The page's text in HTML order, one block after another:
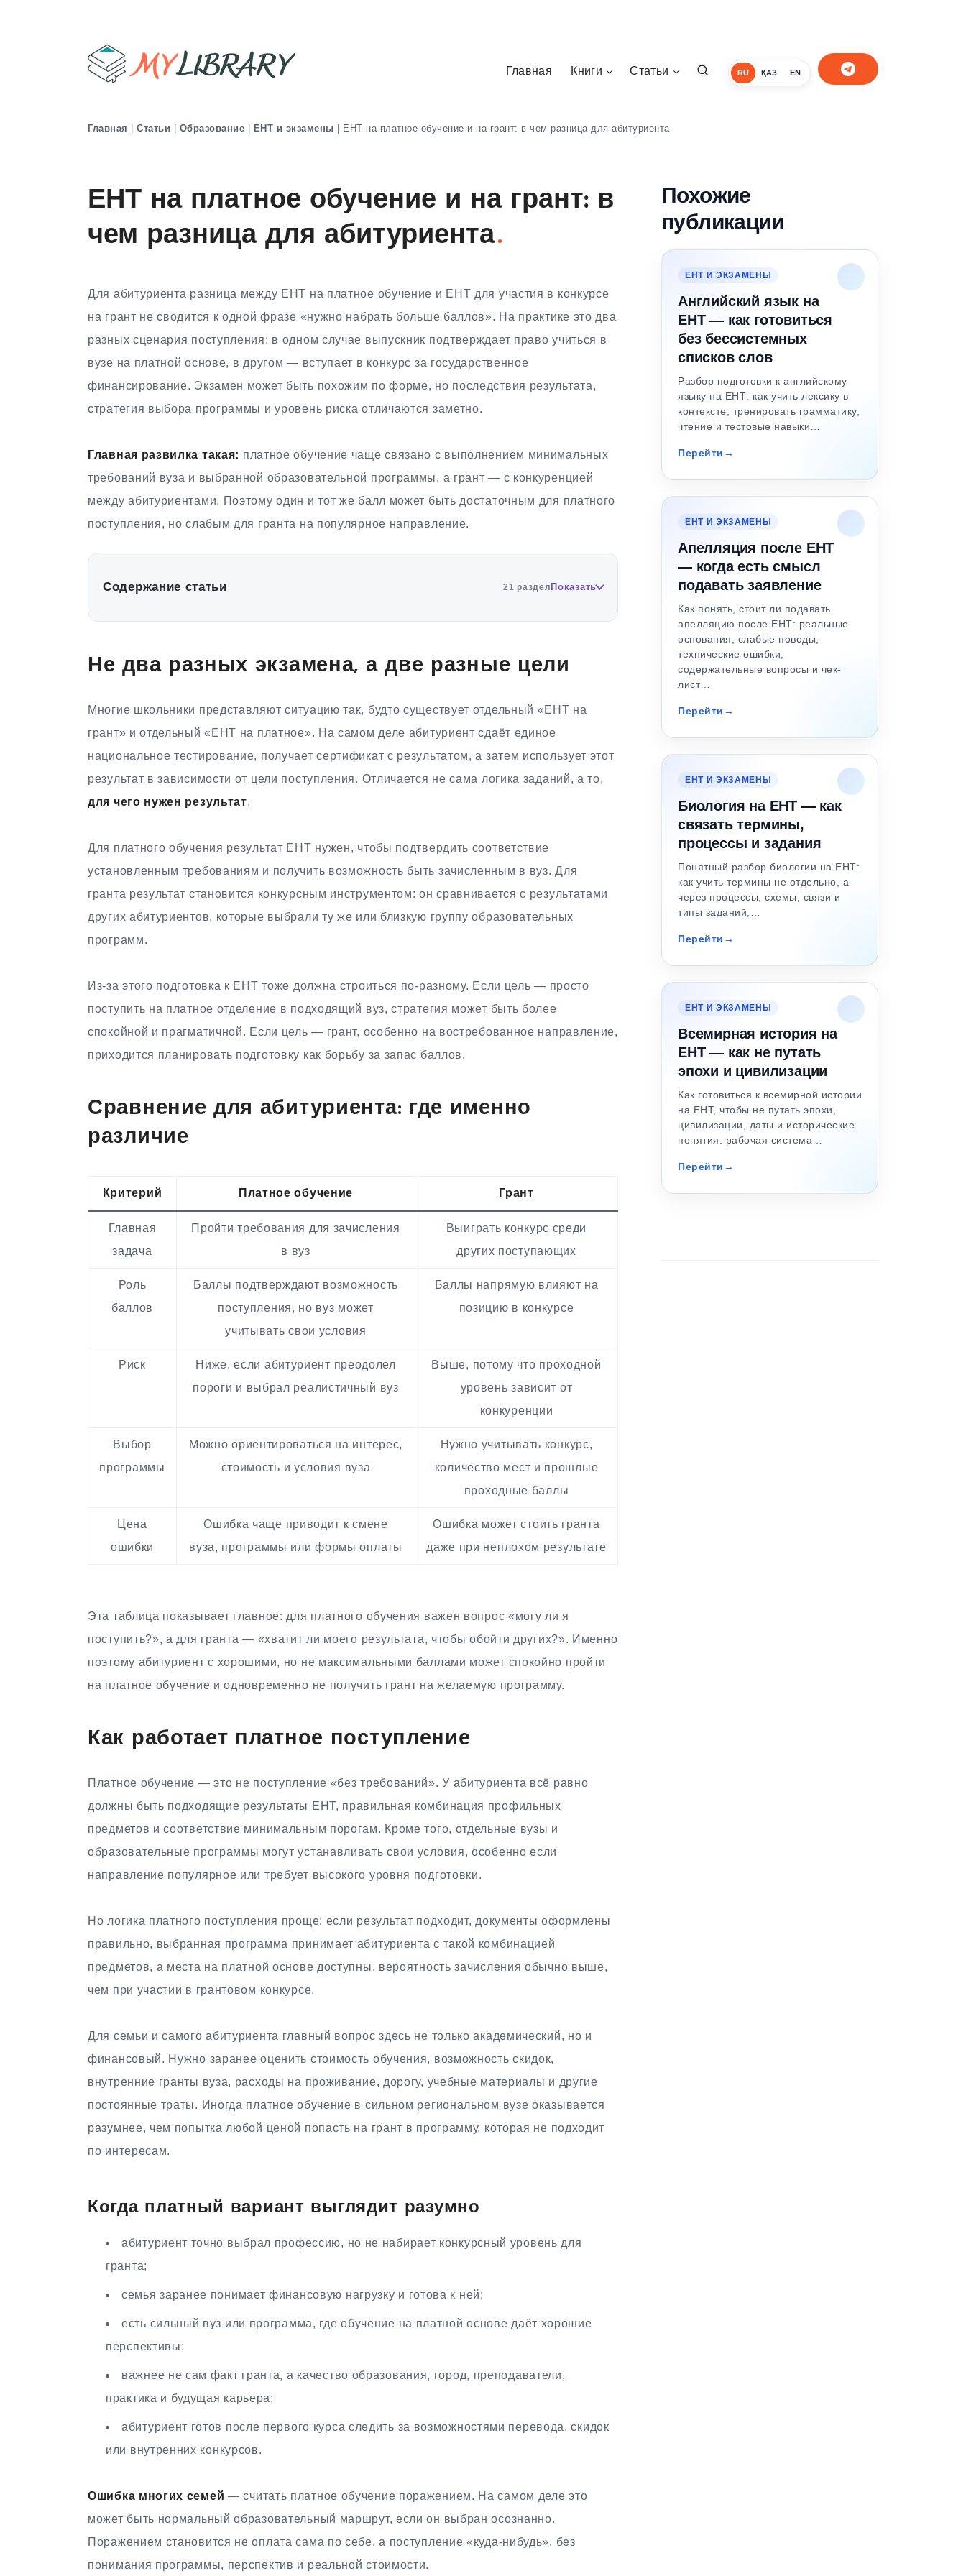
RU ҚАЗ EN
Главная Книги Статьи
Главная | Статьи | Образование | ЕНТ и экзамены | ЕНТ на платное обучение и на грант: в чем разница для абитуриента
ЕНТ на платное обучение и на грант: в
чем разница для абитуриента
Для абитуриента разница между ЕНТ на платное обучение и ЕНТ для участия в конкурсе
на грант не сводится к одной фразе «нужно набрать больше баллов». На практике это два
разных сценария поступления: в одном случае выпускник подтверждает право учиться в
вузе на платной основе, в другом — вступает в конкурс за государственное
финансирование. Экзамен может быть похожим по форме, но последствия результата,
стратегия выбора программы и уровень риска отличаются заметно.
Главная развилка такая: платное обучение чаще связано с выполнением минимальных
требований вуза и выбранной образовательной программы, а грант — с конкуренцией
между абитуриентами. Поэтому один и тот же балл может быть достаточным для платного
поступления, но слабым для гранта на популярное направление.
Содержание статьи 21 раздел Показать
Не два разных экзамена, а две разные цели
Многие школьники представляют ситуацию так, будто существует отдельный «ЕНТ на
грант» и отдельный «ЕНТ на платное». На самом деле абитуриент сдаёт единое
национальное тестирование, получает сертификат с результатом, а затем использует этот
результат в зависимости от цели поступления. Отличается не сама логика заданий, а то,
для чего нужен результат.
Для платного обучения результат ЕНТ нужен, чтобы подтвердить соответствие
установленным требованиям и получить возможность быть зачисленным в вуз. Для
гранта результат становится конкурсным инструментом: он сравнивается с результатами
других абитуриентов, которые выбрали ту же или близкую группу образовательных
программ.
Из-за этого подготовка к ЕНТ тоже должна строиться по-разному. Если цель — просто
поступить на платное отделение в подходящий вуз, стратегия может быть более
спокойной и прагматичной. Если цель — грант, особенно на востребованное направление,
приходится планировать подготовку как борьбу за запас баллов.
Сравнение для абитуриента: где именно
различие
Критерий Платное обучение Грант
Главная
задача
Пройти требования для зачисления
в вуз
Выиграть конкурс среди
других поступающих
Роль
баллов
Баллы подтверждают возможность
поступления, но вуз может
учитывать свои условия
Баллы напрямую влияют на
позицию в конкурсе
Риск
Ниже, если абитуриент преодолел
пороги и выбрал реалистичный вуз
Выше, потому что проходной
уровень зависит от
конкуренции
Выбор
программы
Можно ориентироваться на интерес,
стоимость и условия вуза
Нужно учитывать конкурс,
количество мест и прошлые
проходные баллы
Цена
ошибки
Ошибка чаще приводит к смене
вуза, программы или формы оплаты
Ошибка может стоить гранта
даже при неплохом результате
Эта таблица показывает главное: для платного обучения важен вопрос «могу ли я
поступить?», а для гранта — «хватит ли моего результата, чтобы обойти других?». Именно
поэтому абитуриент с хорошими, но не максимальными баллами может спокойно пройти
на платное обучение и одновременно не получить грант на желаемую программу.
Как работает платное поступление
Платное обучение — это не поступление «без требований». У абитуриента всё равно
должны быть подходящие результаты ЕНТ, правильная комбинация профильных
предметов и соответствие минимальным порогам. Кроме того, отдельные вузы и
образовательные программы могут устанавливать свои условия, особенно если
направление популярное или требует высокого уровня подготовки.
Но логика платного поступления проще: если результат подходит, документы оформлены
правильно, выбранная программа принимает абитуриента с такой комбинацией
предметов, а места на платной основе доступны, вероятность зачисления обычно выше,
чем при участии в грантовом конкурсе.
Для семьи и самого абитуриента главный вопрос здесь не только академический, но и
финансовый. Нужно заранее оценить стоимость обучения, возможность скидок,
внутренние гранты вуза, расходы на проживание, дорогу, учебные материалы и другие
постоянные траты. Иногда платное обучение в сильном региональном вузе оказывается
разумнее, чем попытка любой ценой попасть на грант в программу, которая не подходит
по интересам.
Когда платный вариант выглядит разумно
абитуриент точно выбрал профессию, но не набирает конкурсный уровень для
гранта;
семья заранее понимает финансовую нагрузку и готова к ней;
есть сильный вуз или программа, где обучение на платной основе даёт хорошие
перспективы;
важнее не сам факт гранта, а качество образования, город, преподаватели,
практика и будущая карьера;
абитуриент готов после первого курса следить за возможностями перевода, скидок
или внутренних конкурсов.
Ошибка многих семей — считать платное обучение поражением. На самом деле это
может быть нормальный образовательный маршрут, если он выбран осознанно.
Поражением становится не оплата сама по себе, а поступление «куда-нибудь», без
понимания программы, перспектив и реальной стоимости.
Похожие
публикации
ЕНТ И ЭКЗАМЕНЫ
Английский язык на
ЕНТ — как готовиться
без бессистемных
списков слов
Разбор подготовки к английскому
языку на ЕНТ: как учить лексику в
контексте, тренировать грамматику,
чтение и тестовые навыки…
Перейти
ЕНТ И ЭКЗАМЕНЫ
Апелляция после ЕНТ
— когда есть смысл
подавать заявление
Как понять, стоит ли подавать
апелляцию после ЕНТ: реальные
основания, слабые поводы,
технические ошибки,
содержательные вопросы и чек-
лист…
Перейти
ЕНТ И ЭКЗАМЕНЫ
Биология на ЕНТ — как
связать термины,
процессы и задания
Понятный разбор биологии на ЕНТ:
как учить термины не отдельно, а
через процессы, схемы, связи и
типы заданий,…
Перейти
ЕНТ И ЭКЗАМЕНЫ
Всемирная история на
ЕНТ — как не путать
эпохи и цивилизации
Как готовиться к всемирной истории
на ЕНТ, чтобы не путать эпохи,
цивилизации, даты и исторические
понятия: рабочая система…
Перейти